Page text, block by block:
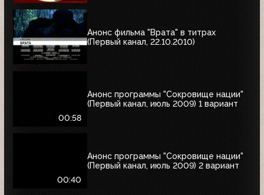
Анонс фильма "Врата" в титрах
(Первый канал, 22.10.2010)
00:58
Анонс программы "Сокровище нации"
(Первый канал, июль 2009) 1 вариант
00:40
Анонс программы "Сокровище нации"
(Первый канал, июль 2009) 2 вариант